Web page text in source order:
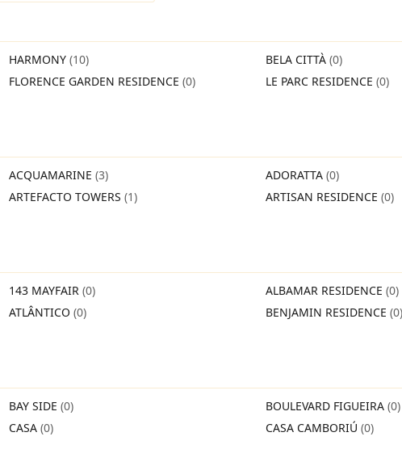
HARMONY (10) BELA CITTÀ (0)
FLORENCE GARDEN RESIDENCE (0) LE PARC RESIDENCE (0)
ACQUAMARINE (3) ADORATTA (0)
ARTEFACTO TOWERS (1) ARTISAN RESIDENCE (0)
143 MAYFAIR (0) ALBAMAR RESIDENCE (0)
ATLÂNTICO (0) BENJAMIN RESIDENCE (0)
BAY SIDE (0) BOULEVARD FIGUEIRA (0)
CASA (0) CASA CAMBORIÚ (0)